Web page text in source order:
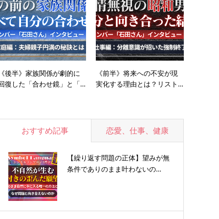
後半》家族関係が劇的に
復した「合わせ鏡」と「…
《前半》将来への不安が現
実化する理由とは？リスト…
おすすめ記事 恋愛、仕事、健康
【繰り返す問題の正体】望みが無
条件でありのまま叶わないの…